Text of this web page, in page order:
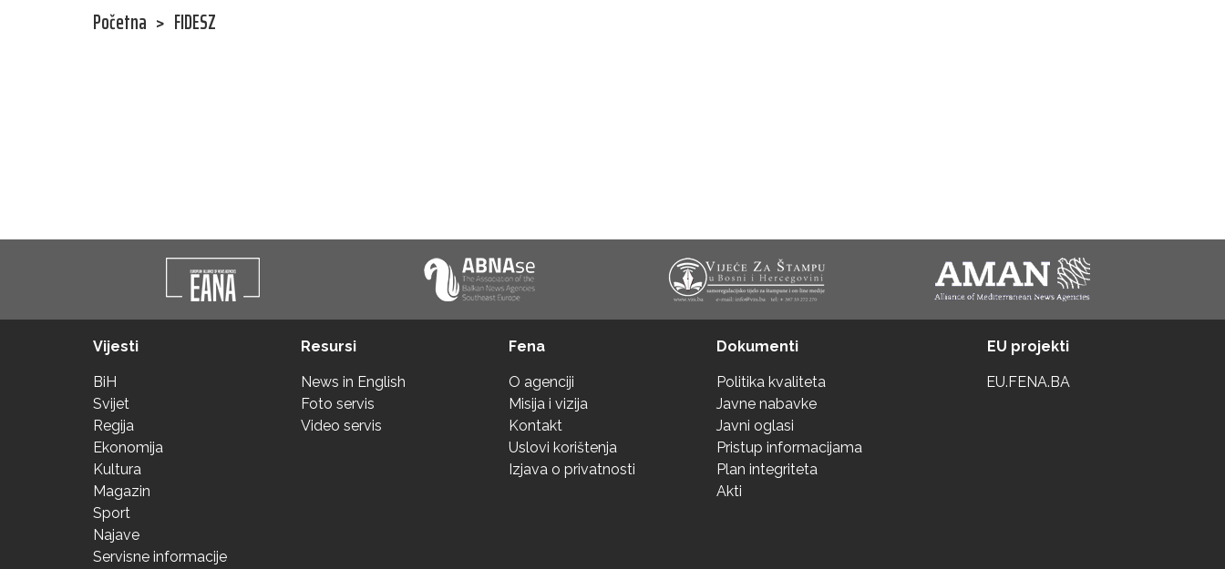
Početna > FIDESZ
Vijesti
BiH
Svijet
Regija
Ekonomija
Kultura
Magazin
Sport
Najave
Servisne informacije
Resursi
News in English
Foto servis
Video servis
Fena
O agenciji
Misija i vizija
Kontakt
Uslovi korištenja
Izjava o privatnosti
Dokumenti
Politika kvaliteta
Javne nabavke
Javni oglasi
Pristup informacijama
Plan integriteta
Akti
EU projekti
EU.FENA.BA